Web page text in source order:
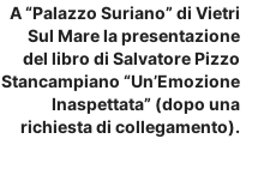
A “Palazzo Suriano” di Vietri
Sul Mare la presentazione
del libro di Salvatore Pizzo
Stancampiano “Un’Emozione
Inaspettata” (dopo una
richiesta di collegamento).